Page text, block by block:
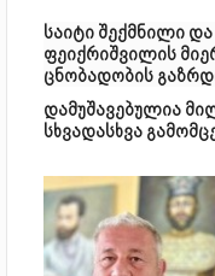
საიტი შექმნილი
ფეიქრიშვილის
ცნობადობის
დამუშავებულია
სხვადასხვა